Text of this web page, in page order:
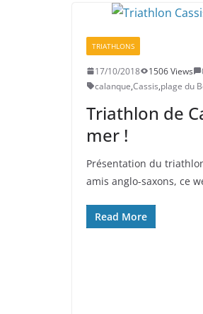
TRIATHLONS
17/10/2018 1506 Views
calanque,Cassis,plage du
Triathlon de
mer !
Présentation du
amis anglo-saxons, ce
Read More